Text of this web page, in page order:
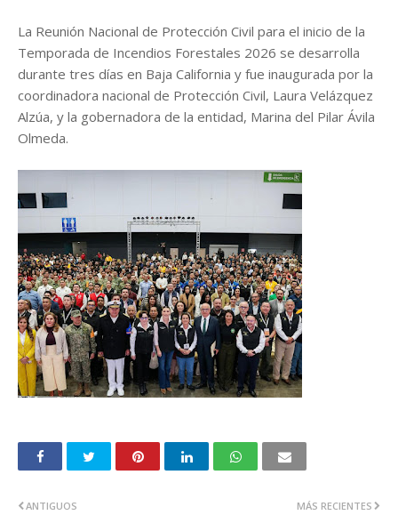
La Reunión Nacional de Protección Civil para el inicio de la
Temporada de Incendios Forestales 2026 se desarrolla
durante tres días en Baja California y fue inaugurada por la
coordinadora nacional de Protección Civil, Laura Velázquez
Alzúa, y la gobernadora de la entidad, Marina del Pilar Ávila
Olmeda.
MÁS RECIENTES
ANTIGUOS